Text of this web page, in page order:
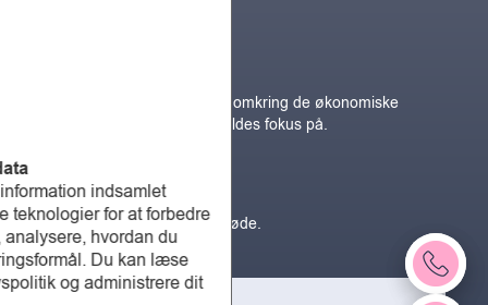
Skriftlig rådgivning omkring de økonomiske
forhold, der bør holdes fokus på.
1 times økonomimøde.
indsamlet
teknologier for at forbedre
hvordan du
Du kan læse
og administrere dit